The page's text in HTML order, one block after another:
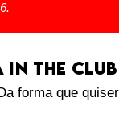
IN THE CLUB
forma que